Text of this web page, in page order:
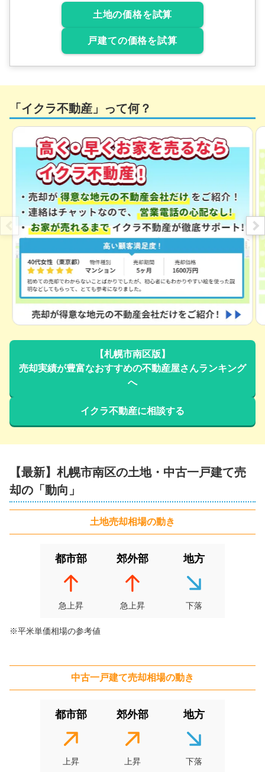
1,100
北海道札幌市南区真駒内
階数:2階 築年数:37年
建物面積:124㎡ 土地面積:
1,200万円 2026年5月
北海道札幌市南区真駒内
階数:2階 築年数:37年
建物面積:176㎡ 土地面積:193㎡
600万円 2026年4月
北海道札幌市南区藤野二条六丁目
階数:2階 築年数:45年
建物面積:90㎡ 土地面積:447㎡
800万円 2026年4月
階数:2階 築年数:36年
2,000万円
北海道札幌市南区石山二条六丁目
建物面積:91㎡ 土地面積: 170㎡
3,800
建物面積:123㎡ 土地面積:248㎡
北海道札幌市南区南沢二条一丁目
築年数:
2
2 2
土地の価格を試算
戸建ての価格を試算
「イクラ不動産」って何？
【札幌市南区版】
売却実績が豊富なおすすめの不動産屋さんランキング
へ
イクラ不動産に相談する
【最新】 札幌市南区の土地・中古一戸建て売
却の「動向」
土地売却相場の動き
都市部
急上昇
郊外部
急上昇
地方
下落
※平米単価相場の参考値
中古一戸建て売却相場の動き
都市部
上昇
郊外部
上昇
地方
下落